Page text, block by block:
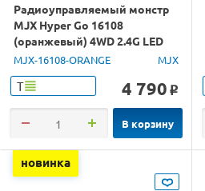
Радиоуправляемый монстр
MJX Hyper Go 16108
(оранжевый) 4WD 2.4G LED
1/16 RTR
MJX-16108-ORANGE MJX
Т 4 790 o
В корзину
новинка